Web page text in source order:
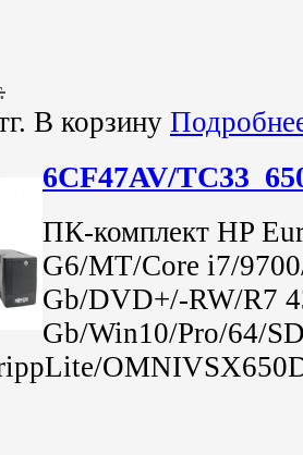
В корзину
6CF47AV/
ПК-комплект HP
G6/MT/Core i7/
Gb/DVD+/-RW/R7
Gb/Win10/Pro/64/